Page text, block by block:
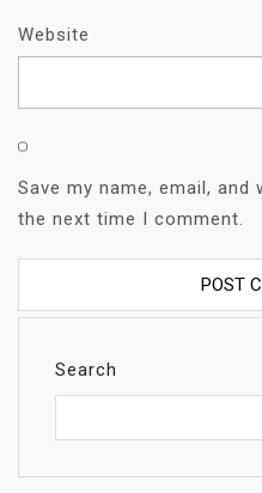
Website
Save my name, email,
the next time I comment.
Search